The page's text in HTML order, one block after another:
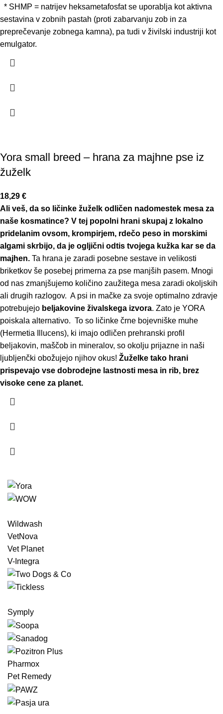
* SHMP = natrijev heksametafosfat se uporablja kot aktivna
sestavina v zobnih pastah (proti zabarvanju zob in za
preprečevanje zobnega kamna), pa tudi v živilski industriji kot
emulgator.
Yora small breed – hrana za majhne pse iz
žuželk
18,29 €
Ali veš, da so ličinke žuželk odličen nadomestek mesa za
naše kosmatince? V tej popolni hrani skupaj z lokalno
pridelanim ovsom, krompirjem, rdečo peso in morskimi
algami skrbijo, da je ogljični odtis tvojega kužka kar se da
majhen. Ta hrana je zaradi posebne sestave in velikosti
briketkov še posebej primerna za pse manjših pasem. Mnogi
od nas zmanjšujemo količino zaužitega mesa zaradi okoljskih
ali drugih razlogov. A psi in mačke za svoje optimalno zdravje
potrebujejo beljakovine živalskega izvora. Zato je YORA
poiskala alternativo. To so ličinke črne bojevniške muhe
(Hermetia Illucens), ki imajo odličen prehranski profil
beljakovin, maščob in mineralov, so okolju prijazne in naši
ljubljenčki obožujejo njihov okus! Žuželke tako hrani
prispevajo vse dobrodejne lastnosti mesa in rib, brez
visoke cene za planet.
Wildwash
VetNova
Vet Planet
V-Integra
Symply
Pharmox
Pet Remedy